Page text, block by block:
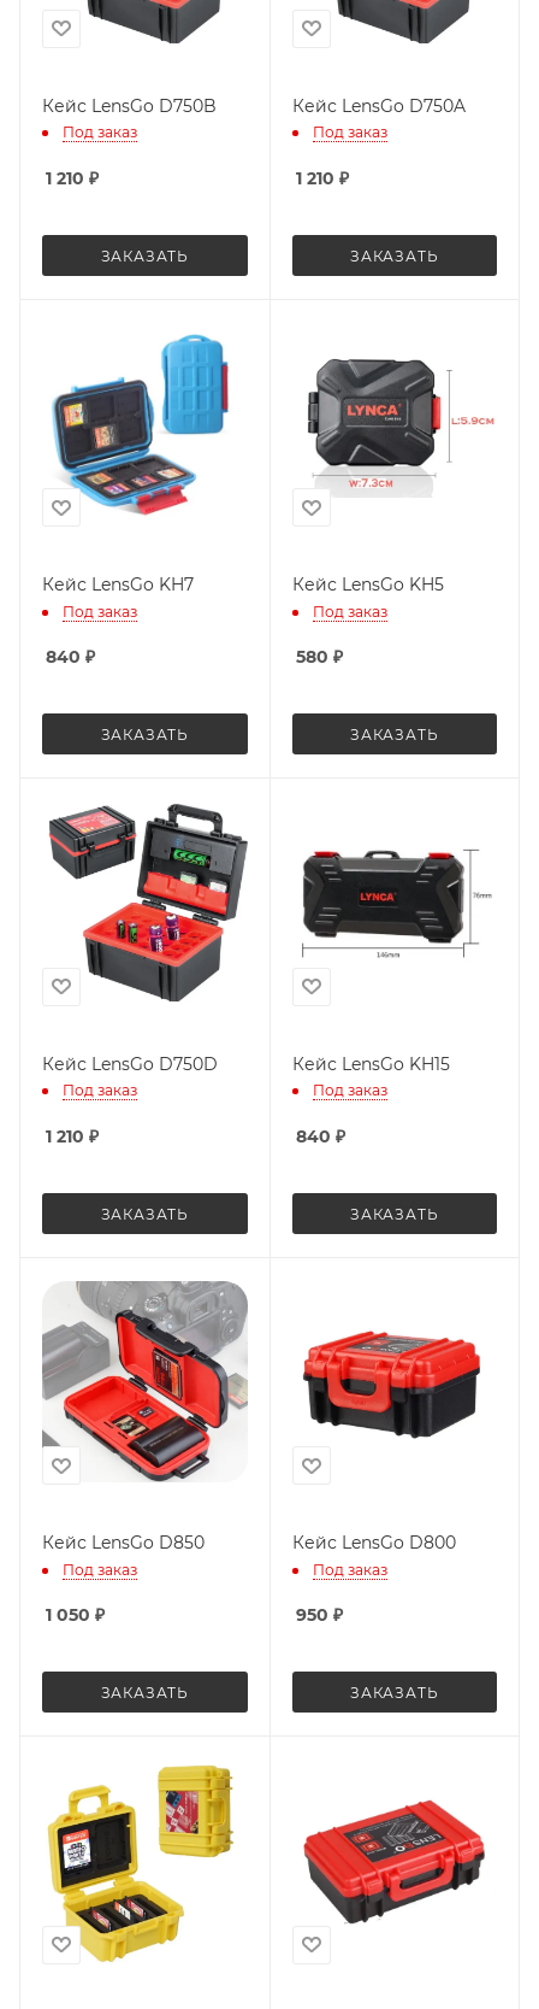
Кейс LensGo D750B
Под заказ
1 210 ₽
ЗАКАЗАТЬ
Кейс LensGo D750A
Под заказ
1 210 ₽
ЗАКАЗАТЬ
Кейс LensGo KH7
Под заказ
840 ₽
ЗАКАЗАТЬ
Кейс LensGo KH5
Под заказ
580 ₽
ЗАКАЗАТЬ
Кейс LensGo D750D
Под заказ
1 210 ₽
ЗАКАЗАТЬ
Кейс LensGo KH15
Под заказ
840 ₽
ЗАКАЗАТЬ
Кейс LensGo D850
Под заказ
1 050 ₽
ЗАКАЗАТЬ
Кейс LensGo D800
Под заказ
950 ₽
ЗАКАЗАТЬ